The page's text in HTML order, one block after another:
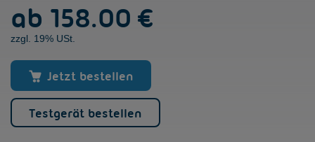
plus
[6
32A]
Menge
ab 158.00 €
zzgl. 19% USt.
Jetzt bestellen
Testgerät bestellen